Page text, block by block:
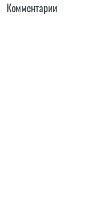
Комментарии